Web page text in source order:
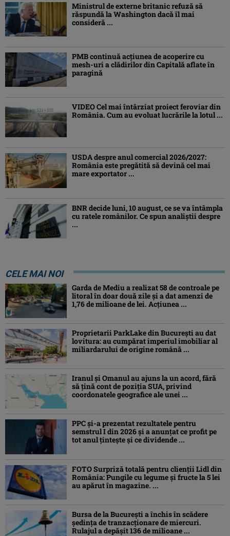
Ministrul de externe britanic refuză să
răspundă la Washington dacă îl mai
consideră ...
PMB continuă acțiunea de acoperire cu
mesh-uri a clădirilor din Capitală aflate în
paragină
VIDEO Cel mai întârziat proiect feroviar din
România. Cum au evoluat lucrările la lotul ...
USDA despre anul comercial 2026/2027:
România este pregătită să devină cel mai
mare exportator ...
BNR decide luni, 10 august, ce se va întâmpla
cu ratele românilor. Ce spun analiștii despre
...
CELE MAI NOI
Garda de Mediu a realizat 58 de controale pe
litoral în doar două zile și a dat amenzi de
1,76 de milioane de lei. Acțiunea ...
Proprietarii ParkLake din București au dat
lovitura: au cumpărat imperiul imobiliar al
miliardarului de origine română ...
Iranul și Omanul au ajuns la un acord, fără
să țină cont de poziția SUA, privind
coordonatele geografice ale unei ...
PPC și-a prezentat rezultatele pentru
semstrul I din 2026 și a anunțat ce profit pe
tot anul țintește și ce dividende ...
FOTO Surpriză totală pentru clienții Lidl din
România: Pungile cu legume și fructe la 5 lei
au apărut în magazine. ...
Bursa de la București a închis în scădere
ședința de tranzacționare de miercuri.
Rulajul a depășit 136 de milioane ...